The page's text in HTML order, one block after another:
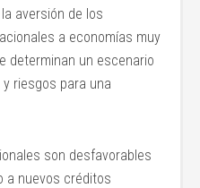
aversión de los
a economías muy
determinan un escenario
riesgos para una
son desfavorables
a nuevos créditos